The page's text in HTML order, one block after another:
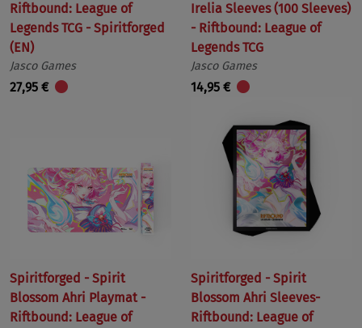
Riftbound: League of
Legends TCG - Spiritforged
(EN)
Jasco Games
27,95 €
Irelia Sleeves (100 Sleeves)
- Riftbound: League of
Legends TCG
Jasco Games
14,95 €
Spiritforged - Spirit
Blossom Ahri Playmat -
Riftbound: League of
Spiritforged - Spirit
Blossom Ahri Sleeves-
Riftbound: League of